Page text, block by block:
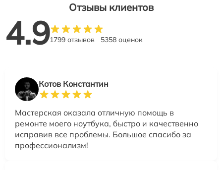
Отзывы клиентов
4.91799 отзывов 5358 оценок
Котов Константин
Мастерская оказала отличную помощь в
ремонте моего ноутбука, быстро и качественно
исправив все проблемы. Большое спасибо за
профессионализм!